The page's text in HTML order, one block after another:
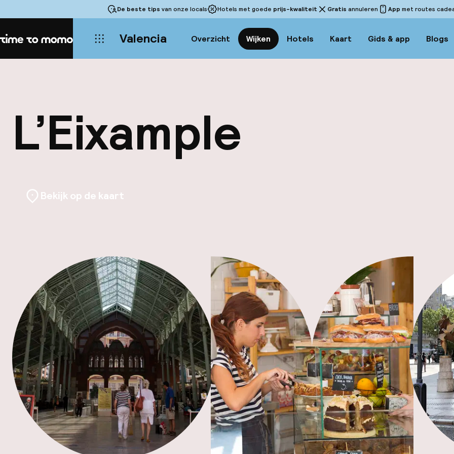
De beste tips van onze locals Hotels met goede prijs-kwaliteit Gratis annuleren App met routes
Home Valencia Overzicht Wijken Hotels Kaart Gids & app Blogs
L’Eixample
Bekijk op de kaart